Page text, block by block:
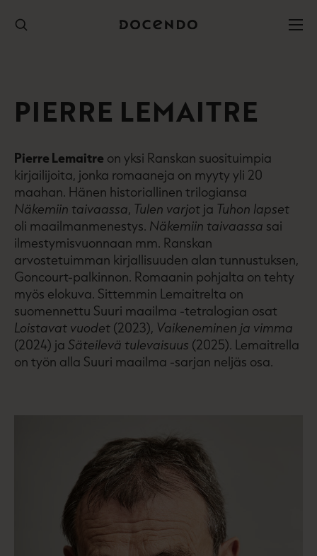
sisältöön
PIERRE LEMAITRE
Pierre Lemaitre on yksi Ranskan suosituimpia
kirjailijoita, jonka romaaneja on myyty yli 20
maahan. Hänen historiallinen trilogiansa
Näkemiin taivaassa, Tulen varjot ja Tuhon lapset
oli maailmanmenestys. Näkemiin taivaassa sai
ilmestymisvuonnaan mm. Ranskan
arvostetuimman kirjallisuuden alan tunnustuksen,
Goncourt-­palkinnon. Romaanin pohjalta on tehty
myös elokuva. Sittemmin Lemaitrelta on
suomennettu Suuri maailma -tetralogian osat
Loistavat vuodet (2023), Vaikeneminen ja vimma
(2024) ja Säteilevä tulevaisuus (2025). Lemaitrella
on työn alla Suuri maailma -sarjan neljäs osa.